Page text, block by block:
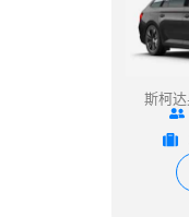
斯柯